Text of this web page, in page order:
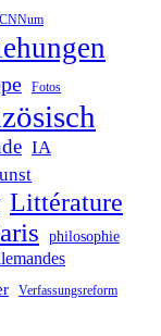
CNNum
Fotos
IA
Littérature
philosophie
Verfassungsreform